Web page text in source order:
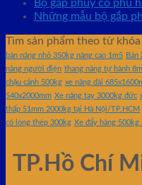
Bộ gắp phuy có phù
Những mẫu bộ gắp
Tìm sản phẩm theo từ khóa
bàn nâng nhỏ 350kg nâng cao 1m5 Bán
nâng người điện thang nâng tự hành 8m
chậu cảnh 500kg xe nâng dài
540x2000mm Xe nâng tay 3000kg đức
thấp 51mm 2000kg tại Hà Nội/TP.HCM
có lòng thép 300kg Xe đẩy hàng 500kg
TP.Hồ Chí